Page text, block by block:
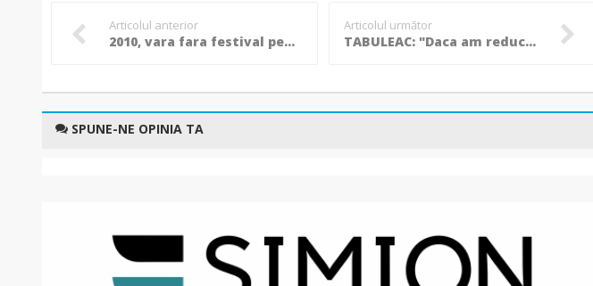
Articolul anterior
2010, vara fara festival pentru botosaneni!
Articolul următor
TABULEAC: "Daca am reduce salariile managerilor am comite o ilegalitate!"
SPUNE-NE OPINIA TA